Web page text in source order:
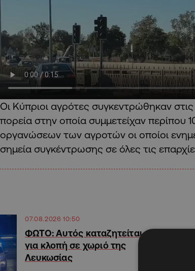
Οι Κύπριοι αγρότες συγκεντρώθηκαν
πορεία στην οποία συμμετείχαν περίπου
οργανώσεων των αγροτών οι οποίοι
σημεία συγκέντρωσης σε όλες τις
07.08.2026 10:50
ΦΩΤΟ: Αυτός καταζητείται
για κλοπή σε χωριό της
Λευκωσίας